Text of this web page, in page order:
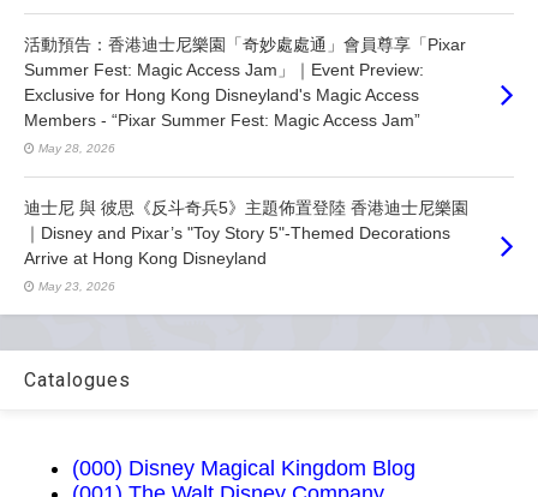
活動預告：香港迪士尼樂園「奇妙處處通」會員尊享「Pixar
Summer Fest: Magic Access Jam」｜Event Preview:
Exclusive for Hong Kong Disneyland's Magic Access
Members - “Pixar Summer Fest: Magic Access Jam”
May 28, 2026
迪士尼 與 彼思《反斗奇兵5》主題佈置登陸 香港迪士尼樂園
｜Disney and Pixar’s "Toy Story 5"-Themed Decorations
Arrive at Hong Kong Disneyland
May 23, 2026
Catalogues
(000) Disney Magical Kingdom Blog